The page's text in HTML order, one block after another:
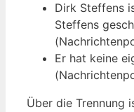
Dirk Steffens
Steffens
Er hat keine
Über die Trennung